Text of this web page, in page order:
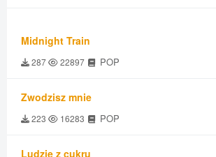
Midnight Train
287 22897 POP
Zwodzisz mnie
223 16283 POP
Ludzie z cukru